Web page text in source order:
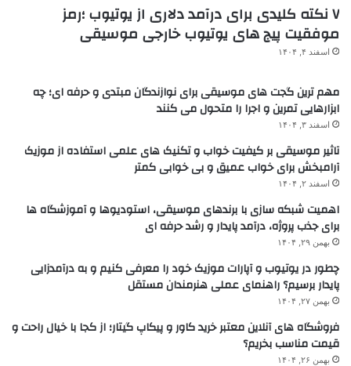
۷ نکته کلیدی برای درآمد دلاری از یوتیوب ؛رمز
موفقیت پیج های یوتیوب خارجی موسیقی
اسفند ۴, ۱۴۰۴
مهم ترین گجت های موسیقی برای نوازندگان مبتدی و حرفه ای؛ چه
ابزارهایی تمرین و اجرا را متحول می کنند
اسفند ۳, ۱۴۰۴
تاثیر موسیقی بر کیفیت خواب و تکنیک های علمی استفاده از موزیک
آرامبخش برای خواب عمیق و بی خوابی کمتر
اسفند ۲, ۱۴۰۴
اهمیت شبکه سازی با برندهای موسیقی، استودیوها و آموزشگاه ها
برای جذب پروژه، درآمد پایدار و رشد حرفه ای
بهمن ۲۹, ۱۴۰۴
چطور در یوتیوب و آپارات موزیک خود را معرفی کنیم و به درآمدزایی
پایدار برسیم؟ راهنمای عملی هنرمندان مستقل
بهمن ۲۷, ۱۴۰۴
فروشگاه های آنلاین معتبر خرید کاور و پیکاپ گیتار؛ از کجا با خیال راحت و
قیمت مناسب بخریم؟
بهمن ۲۶, ۱۴۰۴